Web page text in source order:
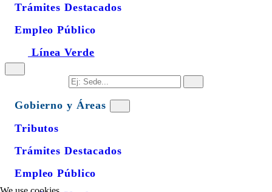
Trámites Destacados
Empleo Público
Línea Verde
Gobierno y Áreas
Tributos
Trámites Destacados
Empleo Público